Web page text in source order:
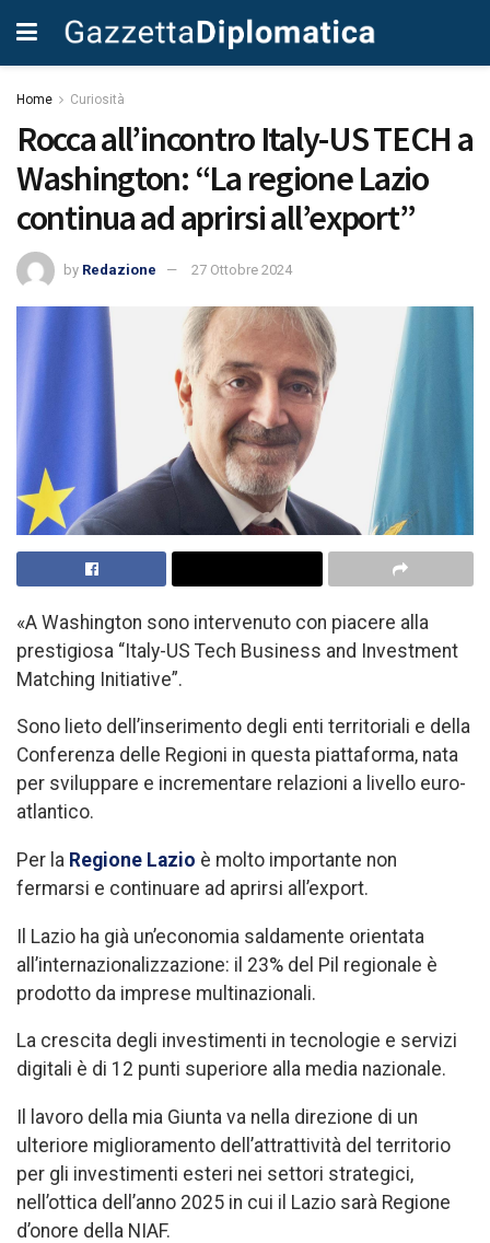
Home Curiosità
Rocca all’incontro Italy-US TECH a
Washington: “La regione Lazio
continua ad aprirsi all’export”
by Redazione 27 Ottobre 2024
«A Washington sono intervenuto con piacere alla
prestigiosa “Italy-US Tech Business and Investment
Matching Initiative”.
Sono lieto dell’inserimento degli enti territoriali e della
Conferenza delle Regioni in questa piattaforma, nata
per sviluppare e incrementare relazioni a livello euro-
atlantico.
Per la Regione Lazio è molto importante non
fermarsi e continuare ad aprirsi all’export.
Il Lazio ha già un’economia saldamente orientata
all’internazionalizzazione: il 23% del Pil regionale è
prodotto da imprese multinazionali.
La crescita degli investimenti in tecnologie e servizi
digitali è di 12 punti superiore alla media nazionale.
Il lavoro della mia Giunta va nella direzione di un
ulteriore miglioramento dell’attrattività del territorio
per gli investimenti esteri nei settori strategici,
nell’ottica dell’anno 2025 in cui il Lazio sarà Regione
d’onore della NIAF.